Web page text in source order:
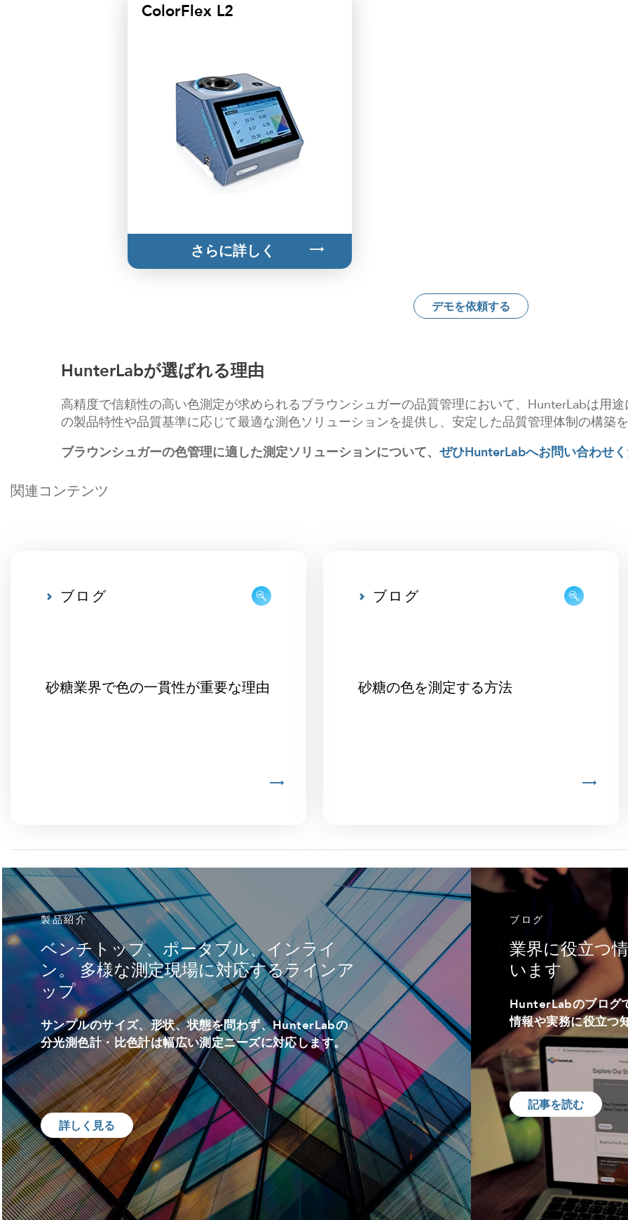
ColorFlex L2
さらに詳しく
デモを依頼する
HunterLabが選ばれる理由
高精度で信頼性の高い色測定が求められるブラウンシュガーの品質管理において、HunterLabは用
の製品特性や品質基準に応じて最適な測色ソリューションを提供し、安定した品質管理体制の構築を
ブラウンシュガーの色管理に適した測定ソリューションについて、 ぜひHunterLabへお問い合わせく
関連コンテンツ
ブログ
砂糖業界で色の一貫性が重要な理由
ブログ
砂糖の色を測定する方法
製品紹介
ベンチトップ、ポータブル、インライ
ン。 多様な測定現場に対応するラインア
ップ
サンプルのサイズ、形状、状態を問わず、HunterLabの
分光測色計・比色計は幅広い測定ニーズに対応します。
詳しく見る
ブログ
業界に役立つ
います
HunterLabのブログ
情報や実務に役立つ
記事を読む